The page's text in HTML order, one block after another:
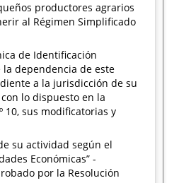
productores agrarios
al Régimen Simplificado
de Identificación
la dependencia de este
a la jurisdicción de su
lo dispuesto en la
10, sus modificatorias y
su actividad según el
Económicas” -
por la Resolución